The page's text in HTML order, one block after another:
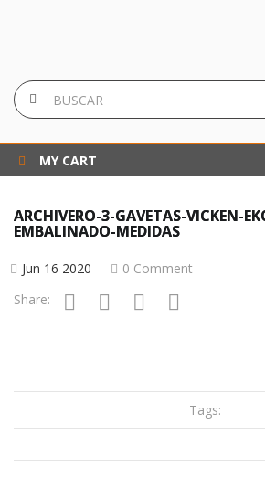
MY CART
ARCHIVERO-3-GAVETAS-VICKEN-
EMBALINADO-MEDIDAS
Jun 16 2020
0 Comment
Share:
Tags: